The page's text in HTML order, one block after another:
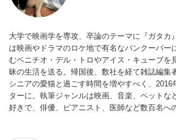
大学で映画学を専攻、卒論のテーマに『ガタカ
は映画やドラマのロケ地で有名なバンクーバー
むベニチオ・デル・トロやアイス・キューブを
昧の生活を送る。帰国後、数社を経て雑誌編集
シニアの愛猫と過ごす時間を増やすべく、2016
ターに。執筆ジャンルは映画、音楽、ペットな
好きで、俳優、ピアニスト、医師など数百名へ